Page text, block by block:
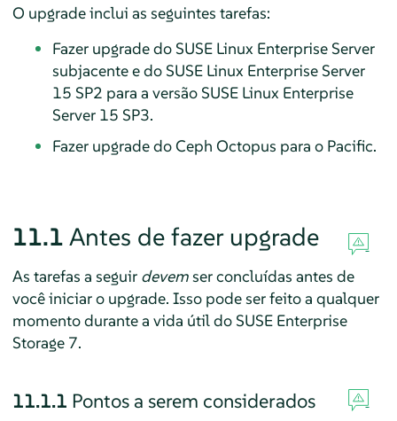
O upgrade inclui as seguintes tarefas:
Fazer upgrade do SUSE Linux Enterprise Server
subjacente e do SUSE Linux Enterprise Server
15 SP2 para a versão SUSE Linux Enterprise
Server 15 SP3.
Fazer upgrade do Ceph Octopus para o Pacific.
11.1 Antes de fazer upgrade
As tarefas a seguir devemser concluídas antes de
você iniciar o upgrade. Isso pode ser feito a qualquer
momento durante a vida útil do SUSE Enterprise
Storage 7.
11.1.1 Pontos a serem considerados